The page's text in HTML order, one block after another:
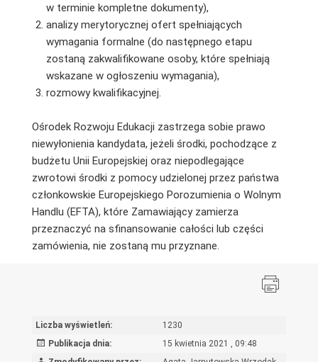
w terminie kompletne dokumenty),
analizy merytorycznej ofert spełniających
wymagania formalne (do następnego etapu
zostaną zakwalifikowane osoby, które spełniają
wskazane w ogłoszeniu wymagania),
rozmowy kwalifikacyjnej.
Ośrodek Rozwoju Edukacji zastrzega sobie prawo
niewyłonienia kandydata, jeżeli środki, pochodzące z
budżetu Unii Europejskiej oraz niepodlegające
zwrotowi środki z pomocy udzielonej przez państwa
członkowskie Europejskiego Porozumienia o Wolnym
Handlu (EFTA), które Zamawiający zamierza
przeznaczyć na sfinansowanie całości lub części
zamówienia, nie zostaną mu przyznane.
Liczba wyświetleń:
1230
Publikacja dnia:
15 kwietnia 2021 , 09:48